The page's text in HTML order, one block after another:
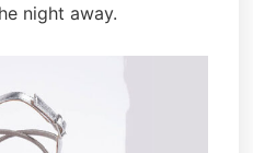
night away.